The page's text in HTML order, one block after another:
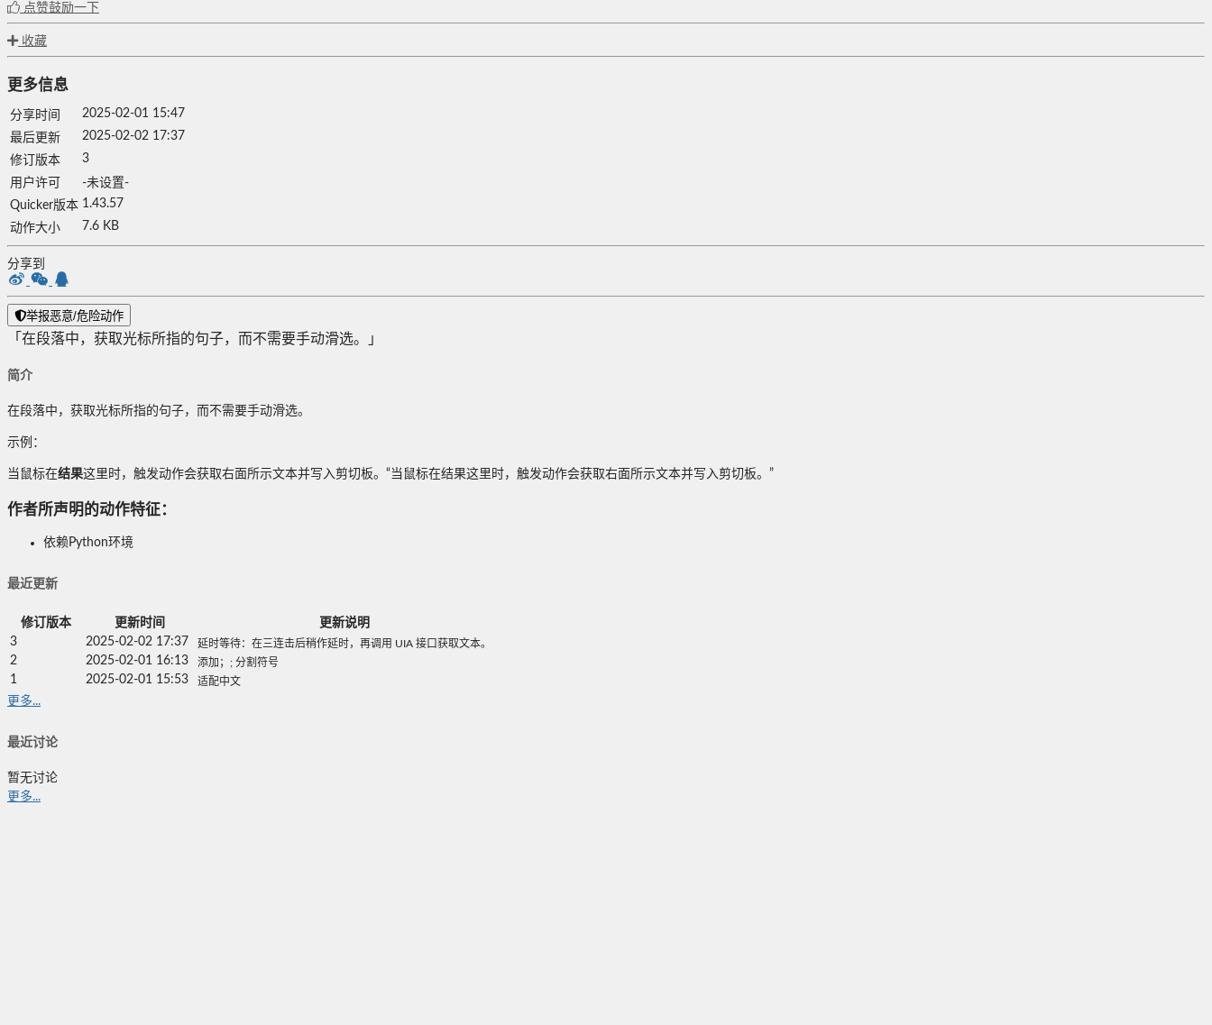
点赞鼓励一下
收藏
更多信息
分享时间
2025-02-01 15:47
最后更新
2025-02-02 17:37
修订版本
3
用户许可
-未设置-
Quicker版本 1.43.57
动作大小
7.6 KB
分享到
举报恶意/危险动作
「在段落中，获取光标所指的句子，而不需要手动滑选。」
简介
在段落中，获取光标所指的句子，而不需要手动滑选。
示例：
当鼠标在结果这里时，触发动作会获取右面所示文本并写入剪切板。“当鼠标在结果这里时，触发动作会获取右面所示文本并写入剪切板。”
作者所声明的动作特征：
依赖Python环境
最近更新
修订版本 更新时间
更新说明
3
2025-02-02 17:37 延时等待：在三连击后稍作延时，再调用 UIA 接口获取文本。
2 2025-02-01 16:13 添加；; 分割符号
1 2025-02-01 15:53 适配中文
更多...
最近讨论
暂无讨论
更多...